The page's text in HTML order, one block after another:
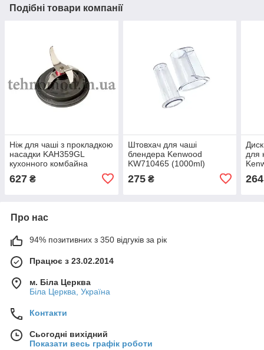
Подібні товари компанії
Ніж для чаші з прокладкою
насадки KAH359GL
кухонного комбайна
(1600ml)
627 ₴
Штовхач для чаші
блендера Kenwood
KW710465 (1000ml)
275₴
для
264
Про нас
94% позитивних з 350 відгуків за рік
Працює з 23.02.2014
м. Біла Церква
Біла Церква, Україна
Контакти
Сьогодні вихідний
Показати весь графік роботи